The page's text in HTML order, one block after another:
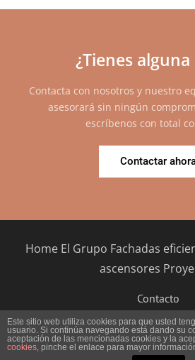
¿Tienes alguna
Contacta con nosotros y nuestro
asesorará sin ningún
escríbenos con total
Contactar
Home El Grupo Fachadas
ascensores
Contacto
©2026 Grupo
Aviso Legal
Este sitio web utiliza cookies para que usted
usuario. Si continúa navegando está dando su
aceptación de las mencionadas cookies y la
cookies, pinche el enlace para mayor